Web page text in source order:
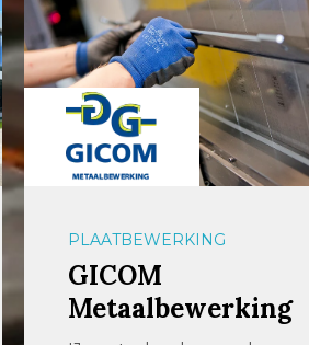
PLAATBEWERKING
GICOM
Metaalbewerking